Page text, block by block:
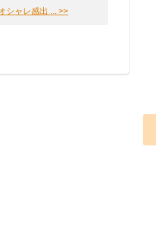
シャレ感出 ... >>